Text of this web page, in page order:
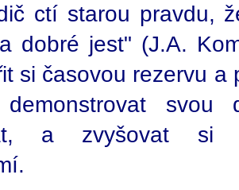
ctí starou pravdu,
dobré jest" (J.A.
si časovou rezervu
demonstrovat svou
a zvyšovat si